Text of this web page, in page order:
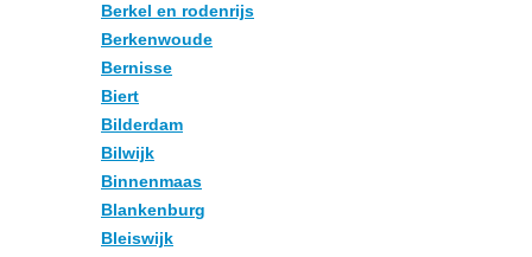
Berkel en rodenrijs
Berkenwoude
Bernisse
Biert
Bilderdam
Bilwijk
Binnenmaas
Blankenburg
Bleiswijk